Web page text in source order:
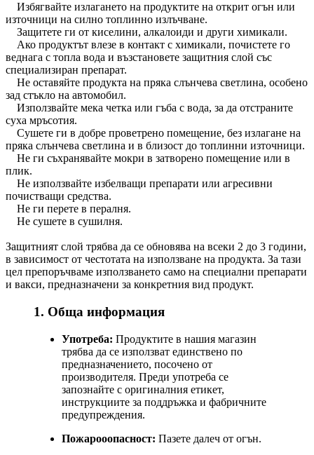
Избягвайте излагането на продуктите на открит огън или
източници на силно топлинно излъчване.
Защитете ги от киселини, алкалоиди и други химикали.
Ако продуктът влезе в контакт с химикали, почистете го
веднага с топла вода и възстановете защитния слой със
специализиран препарат.
Не оставяйте продукта на пряка слънчева светлина, особено
зад стъкло на автомобил.
Използвайте мека четка или гъба с вода, за да отстраните
суха мръсотия.
Сушете ги в добре проветрено помещение, без излагане на
пряка слънчева светлина и в близост до топлинни източници.
Не ги съхранявайте мокри в затворено помещение или в
плик.
Не използвайте избелващи препарати или агресивни
почистващи средства.
Не ги перете в пералня.
Не сушете в сушилня.
Защитният слой трябва да се обновява на всеки 2 до 3 години,
в зависимост от честотата на използване на продукта. За тази
цел препоръчваме използването само на специални препарати
и вакси, предназначени за конкретния вид продукт.
1. Обща информация
Употреба: Продуктите в нашия магазин
трябва да се използват единствено по
предназначението, посочено от
производителя. Преди употреба се
запознайте с оригиналния етикет,
инструкциите за поддръжка и фабричните
предупреждения.
Пожарооопасност: Пазете далеч от огън.